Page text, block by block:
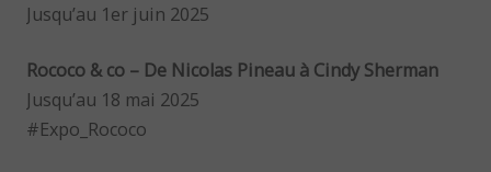
Jusqu’au 1er juin 2025
Rococo & co – De Nicolas Pineau à Cindy Sherman
Jusqu’au 18 mai 2025
#Expo_Rococo